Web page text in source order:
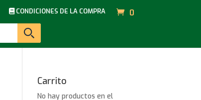
CONDICIONES DE LA COMPRA 0
Carrito
No hay productos en el